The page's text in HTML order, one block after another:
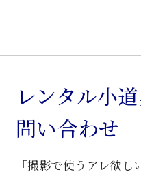
ク
ア
ー
椅
レンタル小
問い合わせ
「撮影で使うアレ欲